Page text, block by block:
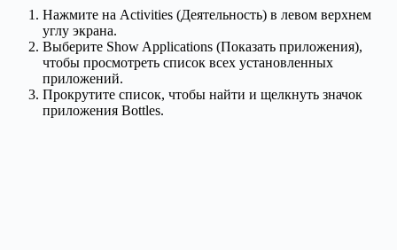
Нажмите на Activities (Деятельность) в левом верхнем
углу экрана.
Выберите Show Applications (Показать приложения),
чтобы просмотреть список всех установленных
приложений.
Прокрутите список, чтобы найти и щелкнуть значок
приложения Bottles.